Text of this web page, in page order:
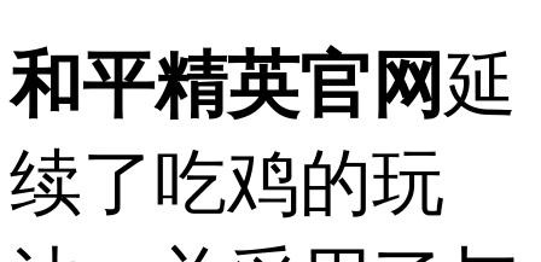
和平精英官网延
续了吃鸡的玩